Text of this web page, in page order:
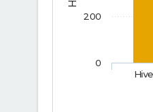
0
200